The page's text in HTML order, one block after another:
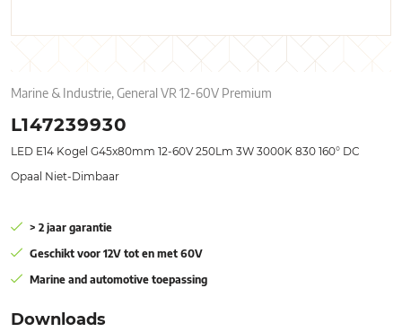
Marine & Industrie, General VR 12-60V Premium
L147239930
LED E14 Kogel G45x80mm 12-60V 250Lm 3W 3000K 830 160° DC
Opaal Niet-Dimbaar
> 2 jaar garantie
Geschikt voor 12V tot en met 60V
Marine and automotive toepassing
Downloads